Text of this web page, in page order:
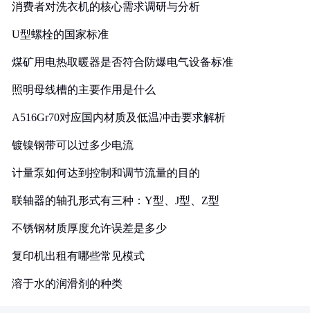
消费者对洗衣机的核心需求调研与分析
U型螺栓的国家标准
煤矿用电热取暖器是否符合防爆电气设备标准
照明母线槽的主要作用是什么
A516Gr70对应国内材质及低温冲击要求解析
镀镍钢带可以过多少电流
计量泵如何达到控制和调节流量的目的
联轴器的轴孔形式有三种：Y型、J型、Z型
不锈钢材质厚度允许误差是多少
复印机出租有哪些常见模式
溶于水的润滑剂的种类